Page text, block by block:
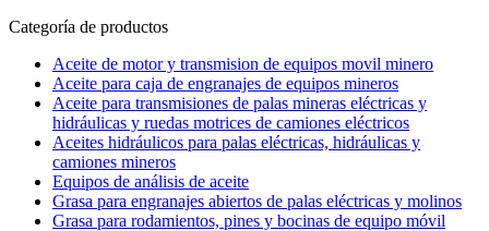
Categoría de productos
Aceite de motor y transmision de equipos movil minero
Aceite para caja de engranajes de equipos mineros
Aceite para transmisiones de palas mineras eléctricas y
hidráulicas y ruedas motrices de camiones eléctricos
Aceites hidráulicos para palas eléctricas, hidráulicas y
camiones mineros
Equipos de análisis de aceite
Grasa para engranajes abiertos de palas eléctricas y molinos
Grasa para rodamientos, pines y bocinas de equipo móvil